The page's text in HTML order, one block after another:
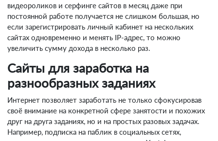
видеороликов и серфинге сайтов в месяц даже при
постоянной работе получается не слишком большая, но
если зарегистрировать личный кабинет на нескольких
сайтах одновременно и менять IP-адрес, то можно
увеличить сумму дохода в несколько раз.
Сайты для заработка на
разнообразных заданиях
Интернет позволяет заработать не только сфокусировав
своё внимание на конкретной сфере занятости и похожих
друг на друга заданиях, но и на простых разовых задачах.
Например, подписка на паблик в социальных сетях,